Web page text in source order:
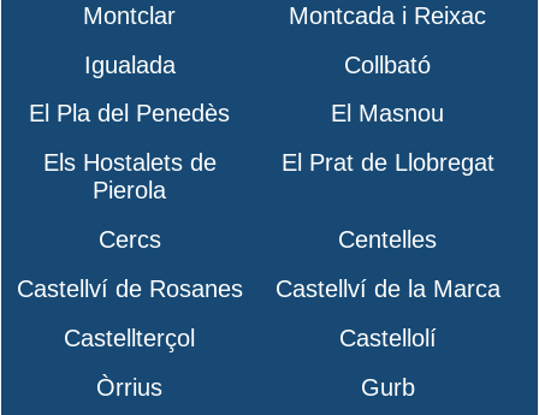
Montclar
Montcada i Reixac
Igualada
Collbató
El Pla del Penedès
El Masnou
Els Hostalets de
Pierola
El Prat de Llobregat
Cercs
Centelles
Castellví de Rosanes
Castellví de la Marca
Castellterçol
Castellolí
Òrrius
Gurb